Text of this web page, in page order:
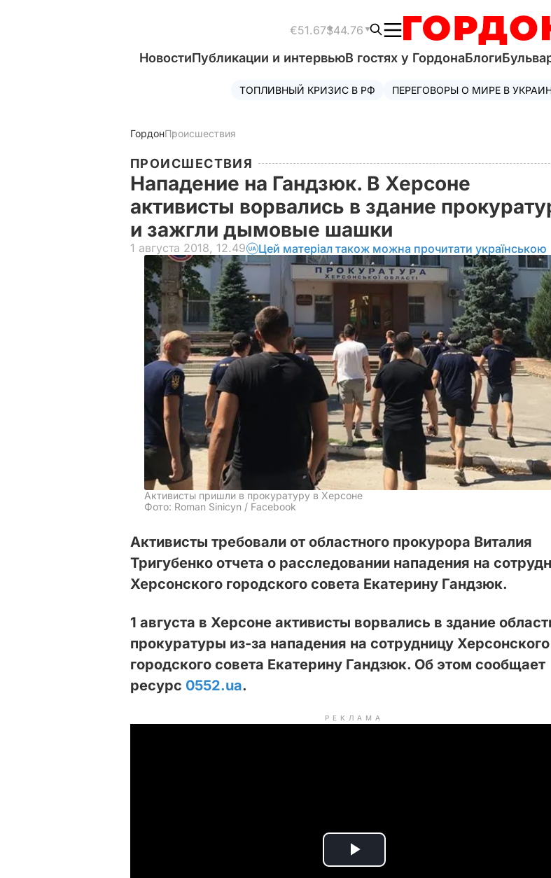
€51.67$44.76
НовостиПубликации и интервьюВ гостях у ГордонаБлоги
ТОПЛИВНЫЙ КРИЗИС В РФ ПЕРЕГОВОРЫ О МИРЕ В
ГордонПроисшествия
ПРОИСШЕСТВИЯ
Нападение на Гандзюк. В Херсоне
активисты ворвались в здание
и зажгли дымовые шашки
1 августа 2018, 12.49 Цей матеріал також можна прочитати українською
Активисты пришли в прокуратуру в Херсоне
Фото: Roman Sinicyn / Facebook
Активисты требовали от областного прокурора Виталия
Тригубенко отчета о расследовании нападения на
Херсонского городского совета Екатерину Гандзюк.
1 августа в Херсоне активисты ворвались в здание
прокуратуры из-за нападения на сотрудницу Херсонского
городского совета Екатерину Гандзюк. Об этом сообщает
ресурс 0552.ua.
РЕКЛАМА
P